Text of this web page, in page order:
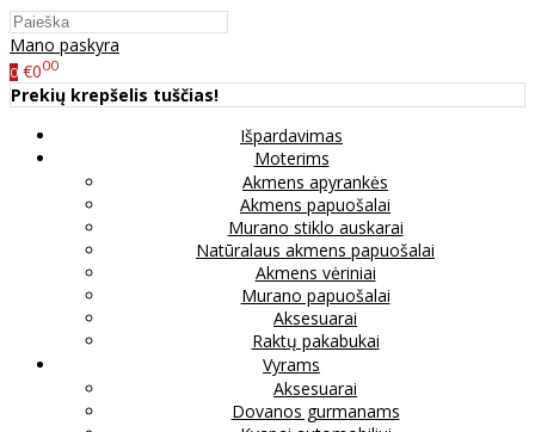
Mano paskyra
0 €000
Prekių krepšelis tuščias!
Išpardavimas
Moterims
Akmens apyrankės
Akmens papuošalai
Murano stiklo auskarai
Natūralaus akmens papuošalai
Akmens vėriniai
Murano papuošalai
Aksesuarai
Raktų pakabukai
Vyrams
Aksesuarai
Dovanos gurmanams